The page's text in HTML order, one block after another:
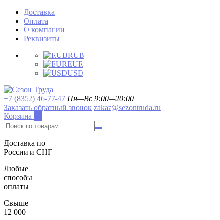
Доставка
Оплата
О компании
Реквизиты
RUB
EUR
USD
+7 (8352) 46-77-47 Пн—Вс 9:00—20:00
Заказать обратный звонок zakaz@sezontruda.ru
Корзина
Доставка по
России и СНГ
Любые
способы
оплаты
Свыше
12 000